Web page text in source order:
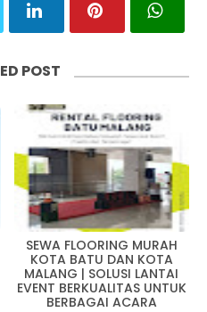
POST
SEWA FLOORING MURAH
KOTA BATU DAN KOTA
MALANG | SOLUSI LANTAI
EVENT BERKUALITAS UNTUK
BERBAGAI ACARA